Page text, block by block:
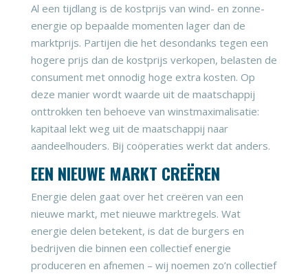
Al een tijdlang is de kostprijs van wind- en zonne-
energie op bepaalde momenten lager dan de
marktprijs. Partijen die het desondanks tegen een
hogere prijs dan de kostprijs verkopen, belasten de
consument met onnodig hoge extra kosten. Op
deze manier wordt waarde uit de maatschappij
onttrokken ten behoeve van winstmaximalisatie:
kapitaal lekt weg uit de maatschappij naar
aandeelhouders. Bij coöperaties werkt dat anders.
EEN NIEUWE MARKT CREËREN
Energie delen gaat over het creëren van een
nieuwe markt, met nieuwe marktregels. Wat
energie delen betekent, is dat de burgers en
bedrijven die binnen een collectief energie
produceren en afnemen – wij noemen zo’n collectief